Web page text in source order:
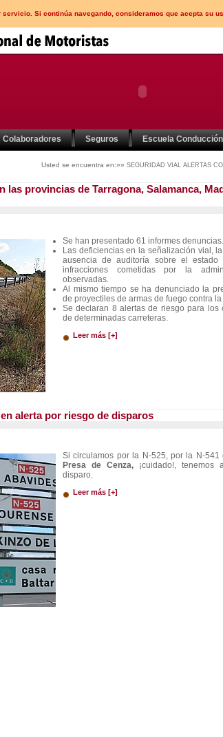
Si continúa navegando, consideramos que acepta su
Colaboradores Seguros Escuela Conducción
Usted se encuentra en:»» SEGURIDAD VIAL ALERTAS
las provincias de Tarragona, Salamanca,
Se han presentado 61 informes denuncias.
Las deficiencias en la señalización vial,
ausencia de auditoría sobre el
infracciones cometidas por la
observadas.
Al mismo tiempo se ha denunciado la
de proyectiles de armas de fuego contra
Se declaran 8 alertas de riesgo para los
de determinadas carreteras.
Leer más [+]
alerta por riesgo de disparos
Si circulamos por la N-525, por la N-541
Presa de Cenza, ¡cuidado!,
disparo.
Leer más [+]